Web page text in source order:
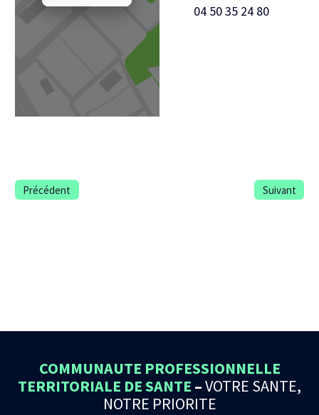
04 50 35 24 80
Précédent Suivant
COMMUNAUTE PROFESSIONNELLE
TERRITORIALE DE SANTE –VOTRE SANTE,
NOTRE PRIORITE